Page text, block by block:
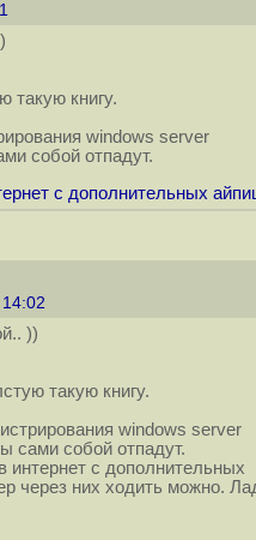
такую книгу.
windows server
собой отпадут.
с дополнительных
))
такую книгу.
windows server
сами собой отпадут.
интернет с дополнительных
через них ходить можно.